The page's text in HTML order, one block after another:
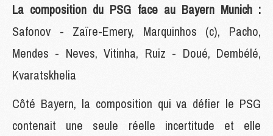
La composition du PSG face au Bayern Munich :
Safonov - Zaïre-Emery, Marquinhos (c), Pacho,
Mendes - Neves, Vitinha, Ruiz - Doué, Dembélé,
Kvaratskhelia
Côté Bayern, la composition qui va défier le PSG
contenait une seule réelle incertitude et elle